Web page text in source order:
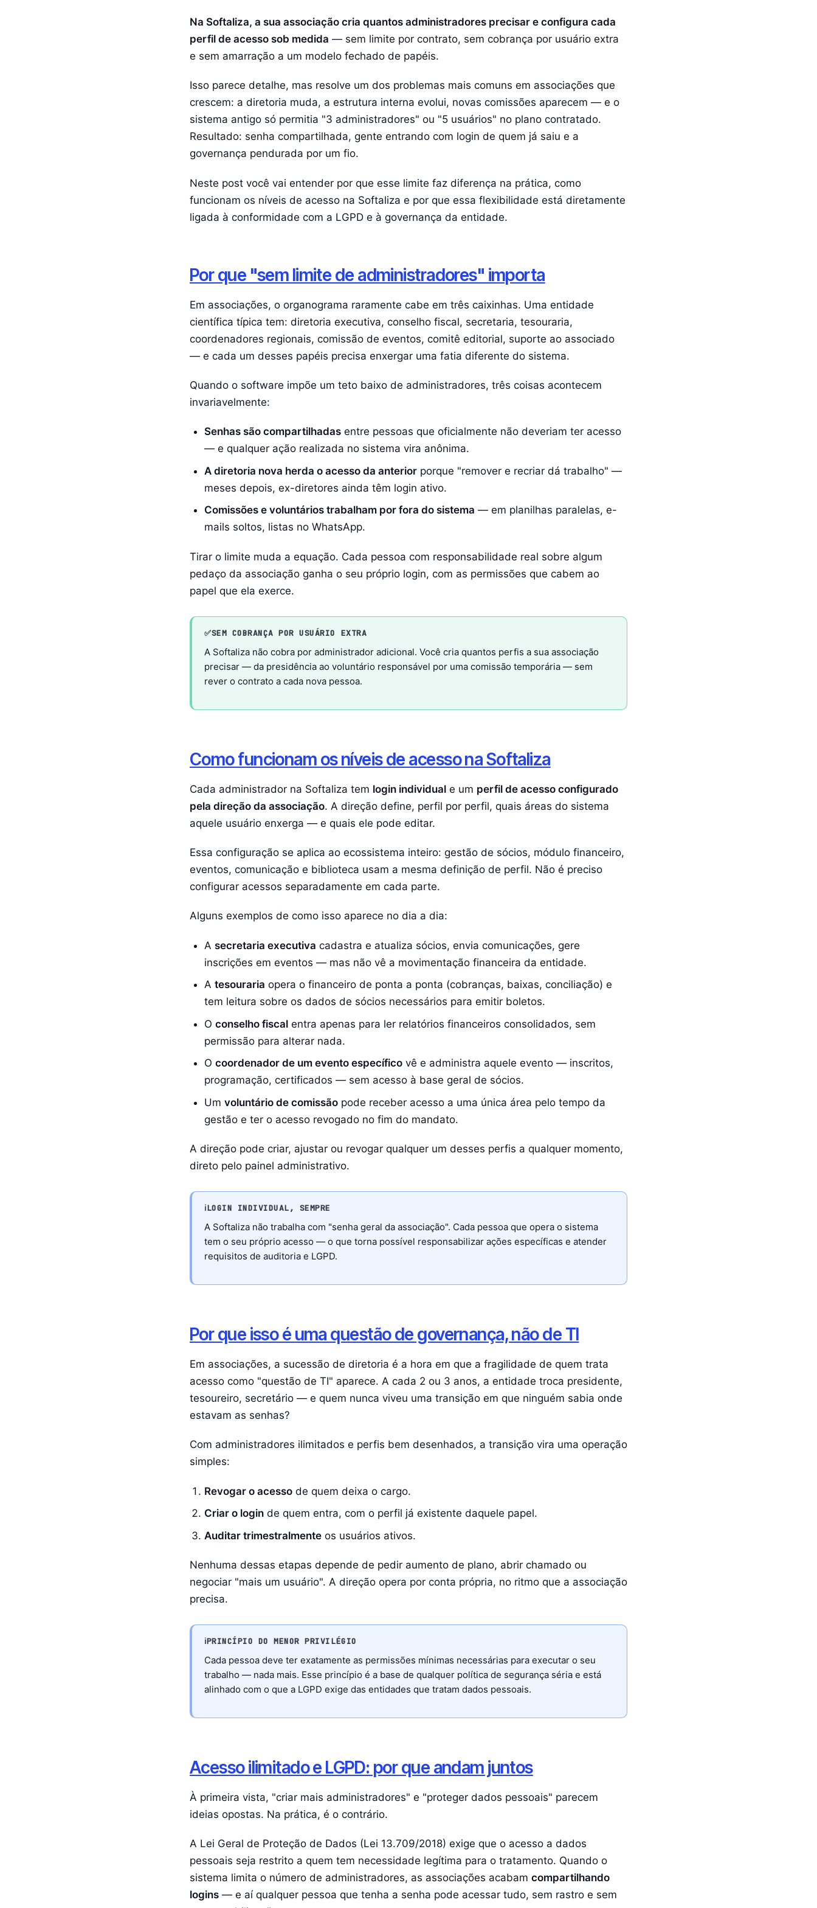
DOI · ISSN · ISBN
Site institucional integrado
Site para evento
Hotsite profissional
Na Softaliza, a sua associação cria quantos administradores precisar e configura cada
perfil de acesso sob medida — sem limite por contrato, sem cobrança por usuário extra
e sem amarração a um modelo fechado de papéis.
Isso parece detalhe, mas resolve um dos problemas mais comuns em associações que
crescem: a diretoria muda, a estrutura interna evolui, novas comissões aparecem — e o
sistema antigo só permitia "3 administradores" ou "5 usuários" no plano contratado.
Resultado: senha compartilhada, gente entrando com login de quem já saiu e a
governança pendurada por um fio.
Neste post você vai entender por que esse limite faz diferença na prática, como
funcionam os níveis de acesso na Softaliza e por que essa flexibilidade está diretamente
ligada à conformidade com a LGPD e à governança da entidade.
Por que "sem limite de administradores" importa
Em associações, o organograma raramente cabe em três caixinhas. Uma entidade
científica típica tem: diretoria executiva, conselho fiscal, secretaria, tesouraria,
coordenadores regionais, comissão de eventos, comitê editorial, suporte ao associado
— e cada um desses papéis precisa enxergar uma fatia diferente do sistema.
Quando o software impõe um teto baixo de administradores, três coisas acontecem
invariavelmente:
Senhas são compartilhadasentre pessoas que oficialmente não deveriam ter acesso
— e qualquer ação realizada no sistema vira anônima.
A diretoria nova herda o acesso da anteriorporque "remover e recriar dá trabalho" —
meses depois, ex-diretores ainda têm login ativo.
Comissões e voluntários trabalham por fora do sistema — em planilhas paralelas, e-
mails soltos, listas no WhatsApp.
Tirar o limite muda a equação. Cada pessoa com responsabilidade real sobre algum
pedaço da associação ganha o seu próprio login, com as permissões que cabem ao
papel que ela exerce.
✅SEM COBRANÇA POR USUÁRIO EXTRA
A Softaliza não cobra por administrador adicional. Você cria quantos perfis a sua associação
precisar — da presidência ao voluntário responsável por uma comissão temporária — sem
rever o contrato a cada nova pessoa.
Como funcionam os níveis de acesso na Softaliza
Cada administrador na Softaliza tem login individual e um perfil de acesso configurado
pela direção da associação. A direção define, perfil por perfil, quais áreas do sistema
aquele usuário enxerga — e quais ele pode editar.
Essa configuração se aplica ao ecossistema inteiro: gestão de sócios, módulo financeiro,
eventos, comunicação e biblioteca usam a mesma definição de perfil. Não é preciso
configurar acessos separadamente em cada parte.
Alguns exemplos de como isso aparece no dia a dia:
A secretaria executiva cadastra e atualiza sócios, envia comunicações, gere
inscrições em eventos — mas não vê a movimentação financeira da entidade.
A tesouraria opera o financeiro de ponta a ponta (cobranças, baixas, conciliação) e
tem leitura sobre os dados de sócios necessários para emitir boletos.
O conselho fiscalentra apenas para ler relatórios financeiros consolidados, sem
permissão para alterar nada.
O coordenador de um evento específicovê e administra aquele evento — inscritos,
programação, certificados — sem acesso à base geral de sócios.
Um voluntário de comissãopode receber acesso a uma única área pelo tempo da
gestão e ter o acesso revogado no fim do mandato.
A direção pode criar, ajustar ou revogar qualquer um desses perfis a qualquer momento,
direto pelo painel administrativo.
ℹ️LOGIN INDIVIDUAL, SEMPRE
A Softaliza não trabalha com "senha geral da associação". Cada pessoa que opera o sistema
tem o seu próprio acesso — o que torna possível responsabilizar ações específicas e atender
requisitos de auditoria e LGPD.
Por que isso é uma questão de governança, não de TI
Em associações, a sucessão de diretoria é a hora em que a fragilidade de quem trata
acesso como "questão de TI" aparece. A cada 2 ou 3 anos, a entidade troca presidente,
tesoureiro, secretário — e quem nunca viveu uma transição em que ninguém sabia onde
estavam as senhas?
Com administradores ilimitados e perfis bem desenhados, a transição vira uma operação
simples:
Revogar o acessode quem deixa o cargo.
Criar o loginde quem entra, com o perfil já existente daquele papel.
Auditar trimestralmenteos usuários ativos.
Nenhuma dessas etapas depende de pedir aumento de plano, abrir chamado ou
negociar "mais um usuário". A direção opera por conta própria, no ritmo que a associação
precisa.
ℹ️PRINCÍPIO DO MENOR PRIVILÉGIO
Cada pessoa deve ter exatamente as permissões mínimas necessárias para executar o seu
trabalho — nada mais. Esse princípio é a base de qualquer política de segurança séria e está
alinhado com o que a LGPD exige das entidades que tratam dados pessoais.
Acesso ilimitado e LGPD: por que andam juntos
À primeira vista, "criar mais administradores" e "proteger dados pessoais" parecem
ideias opostas. Na prática, é o contrário.
A Lei Geral de Proteção de Dados (Lei 13.709/2018) exige que o acesso a dados
pessoais seja restrito a quem tem necessidade legítima para o tratamento. Quando o
sistema limita o número de administradores, as associações acabam compartilhando
logins — e aí qualquer pessoa que tenha a senha pode acessar tudo, sem rastro e sem